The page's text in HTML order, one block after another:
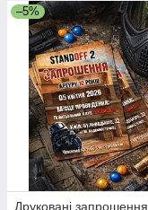
–5%
Друковані запрошення